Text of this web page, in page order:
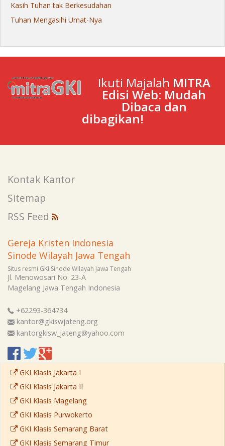
Kasih Tuhan tak Berkesudahan
Tuhan Mengasihi Umat-Nya
Ikuti Majalah MITRA
Edisi Web: Mudah
Dibaca dan
dibagikan!
Kontak Kantor
Sitemap
RSS Feed
Gereja Kristen Indonesia
Sinode Wilayah Jawa Tengah
Situs resmi GKI Sinode Wilayah Jawa Tengah
Jl. Menowosari No. 23-A
Magelang Jawa Tengah Indonesia
+62293-364734
kantor@gkiswjateng.org
kantorgkisw_jateng@yahoo.com
GKI Klasis Jakarta I
GKI Klasis Jakarta II
GKI Klasis Magelang
GKI Klasis Purwokerto
GKI Klasis Semarang Barat
GKI Klasis Semarang Timur